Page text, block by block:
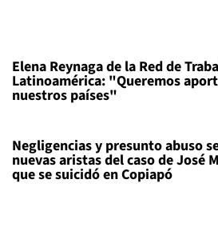
Elena Reynaga de la Red de
Latinoamérica: "Queremos
nuestros países"
Negligencias y presunto abuso
nuevas aristas del caso de José
que se suicidó en Copiapó